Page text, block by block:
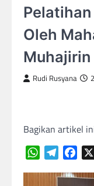
Oleh
Muhajirin
Rudi Rusyana
Bagikan artikel
WhatsAppTelegram